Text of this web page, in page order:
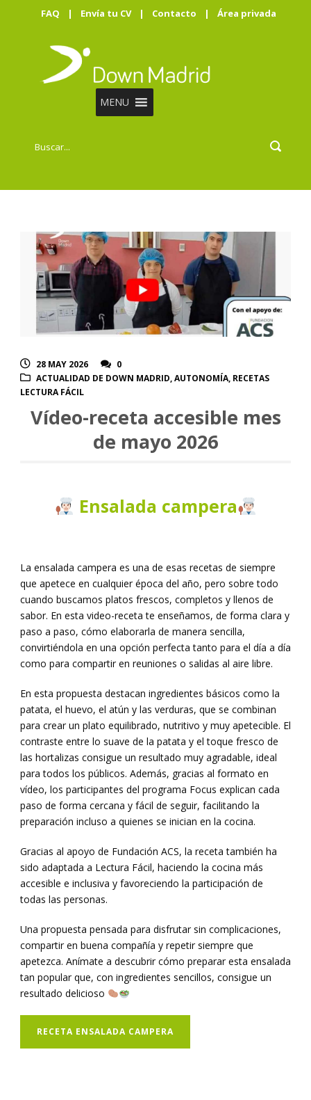
FAQ | Envía tu CV | Contacto | Área privada
MENU
28 MAY 2026
0
ACTUALIDAD DE DOWN MADRID,AUTONOMÍA, RECETAS
LECTURA FÁCIL
Vídeo-receta accesible mes
de mayo 2026
Ensalada campera
La ensalada campera es una de esas recetas de siempre
que apetece en cualquier época del año, pero sobre todo
cuando buscamos platos frescos, completos y llenos de
sabor. En esta video-receta te enseñamos, de forma clara y
paso a paso, cómo elaborarla de manera sencilla,
convirtiéndola en una opción perfecta tanto para el día a día
como para compartir en reuniones o salidas al aire libre.
En esta propuesta destacan ingredientes básicos como la
patata, el huevo, el atún y las verduras, que se combinan
para crear un plato equilibrado, nutritivo y muy apetecible. El
contraste entre lo suave de la patata y el toque fresco de
las hortalizas consigue un resultado muy agradable, ideal
para todos los públicos. Además, gracias al formato en
vídeo, los participantes del programa Focus explican cada
paso de forma cercana y fácil de seguir, facilitando la
preparación incluso a quienes se inician en la cocina.
Gracias al apoyo de Fundación ACS, la receta también ha
sido adaptada a Lectura Fácil, haciendo la cocina más
accesible e inclusiva y favoreciendo la participación de
todas las personas.
Una propuesta pensada para disfrutar sin complicaciones,
compartir en buena compañía y repetir siempre que
apetezca. Anímate a descubrir cómo preparar esta ensalada
tan popular que, con ingredientes sencillos, consigue un
resultado delicioso
RECETA ENSALADA CAMPERA